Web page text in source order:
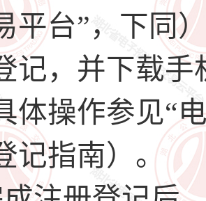
平台”，下同
记，并下载
体操作参见“
记指南）。